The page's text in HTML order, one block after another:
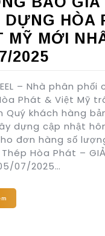
DỰNG HÒA
MỸ MỚI
2025
– Nhà phân
Phát & Việt Mỹ
Quý khách hàng
dựng cập nhật
đơn hàng số
Thép Hòa Phát –
07/2025…